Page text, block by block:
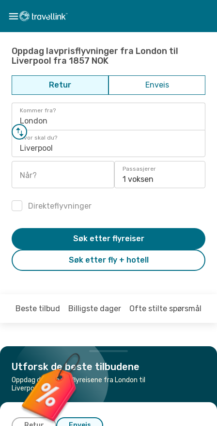
Oppdag lavprisflyvninger fra London til
Liverpool fra 1857 NOK
Retur Enveis
Kommer fra?
London
Hvor skal du?
Liverpool
Når?
Passasjerer
1 voksen
Direkteflyvninger
Søk etter fly + hotell
Søk etter flyreiser
Beste tilbud Billigste dager Ofte stilte spørsmål
Utforsk de beste tilbudene
Oppdag de billigste flyreisene fra London til
Liverpool